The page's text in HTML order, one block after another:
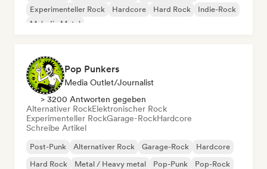
Experimenteller Rock
Hardcore Hard Rock
Indie-Rock
Melodic Metal
Pop Punkers
Media Outlet/Journalist
> 3200 Antworten gegeben
Alternativer RockElektronischer Rock
Experimenteller RockGarage-RockHardcore
Schreibe Artikel
Post-Punk Alternativer Rock Garage-Rock
Hardcore
Hard Rock
Metal / Heavy metal Pop-Punk Pop-Rock